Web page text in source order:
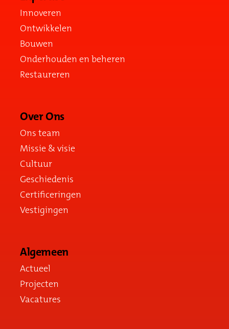
Innoveren
Ontwikkelen
Bouwen
Onderhouden en beheren
Restaureren
Over Ons
Ons team
Missie & visie
Cultuur
Geschiedenis
Certificeringen
Vestigingen
Algemeen
Actueel
Projecten
Vacatures